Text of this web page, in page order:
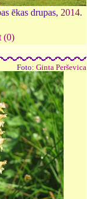
ēkas drupas, 2014.
(0)
Foto: Ginta Perševica